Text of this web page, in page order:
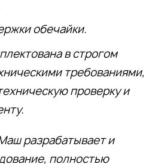
обечайки.
в строгом
требованиями,
проверку и
разрабатывает и
полностью